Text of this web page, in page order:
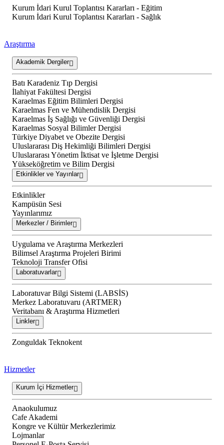
Kurum İdari Kurul Toplantısı Kararları - Eğitim
Kurum İdari Kurul Toplantısı Kararları - Sağlık
Araştırma
Akademik Dergiler
Batı Karadeniz Tıp Dergisi
İlahiyat Fakültesi Dergisi
Karaelmas Eğitim Bilimleri Dergisi
Karaelmas Fen ve Mühendislik Dergisi
Karaelmas İş Sağlığı ve Güvenliği Dergisi
Karaelmas Sosyal Bilimler Dergisi
Türkiye Diyabet ve Obezite Dergisi
Uluslararası Diş Hekimliği Bilimleri Dergisi
Uluslararası Yönetim İktisat ve İşletme Dergisi
Yükseköğretim ve Bilim Dergisi
Etkinlikler ve Yayınlar
Etkinlikler
Kampüsün Sesi
Yayınlarımız
Merkezler / Birimler
Uygulama ve Araştırma Merkezleri
Bilimsel Araştırma Projeleri Birimi
Teknoloji Transfer Ofisi
Laboratuvarlar
Laboratuvar Bilgi Sistemi (LABSİS)
Merkez Laboratuvaru (ARTMER)
Veritabanı & Araştırma Hizmetleri
Linkler
Zonguldak Teknokent
Hizmetler
Kurum İçi Hizmetler
Anaokulumuz
Cafe Akademi
Kongre ve Kültür Merkezlerimiz
Lojmanlar